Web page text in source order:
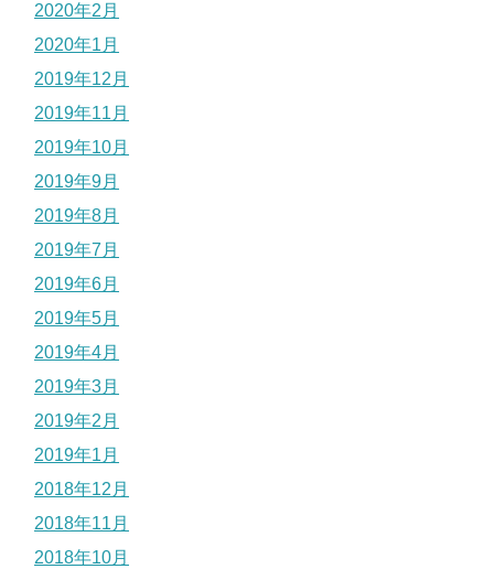
2020年2月
2020年1月
2019年12月
2019年11月
2019年10月
2019年9月
2019年8月
2019年7月
2019年6月
2019年5月
2019年4月
2019年3月
2019年2月
2019年1月
2018年12月
2018年11月
2018年10月